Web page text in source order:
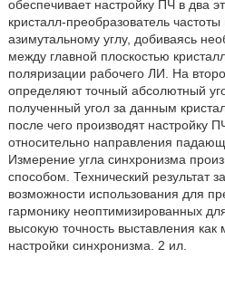
обеспечивает настройку ПЧ в два
кристалл-преобразователь
азимутальному углу, добиваясь
между главной плоскостью
поляризации рабочего ЛИ. На
определяют точный абсолютный
полученный угол за данным
после чего производят настройку
относительно направления
Измерение угла синхронизма
способом. Технический результат
возможности использования для
гармонику неоптимизированных
высокую точность выставления
настройки синхронизма. 2 ил.